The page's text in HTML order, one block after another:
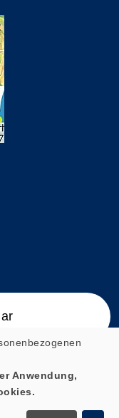
Anwendung,